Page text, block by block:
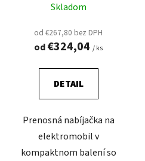
elektromobil 16A (11 kW)
Skladom
od €267,80 bez DPH
od€324,04 / ks
DETAIL
Prenosná nabíjačka na
elektromobil v
kompaktnom balení so